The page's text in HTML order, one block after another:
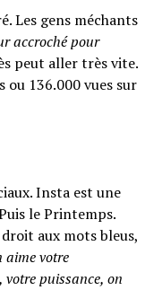
Les gens méchants
accroché pour
peut aller très vite.
ou 136.000 vues sur
Insta est une
le Printemps.
aux mots bleus,
aime votre
puissance, on